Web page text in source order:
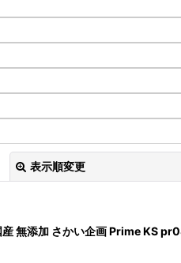
表示順変更
無添加 さかい企画 Prime KS